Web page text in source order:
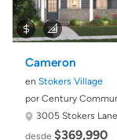
Cameron
en Stokers Village
por Century
3005 Stokers
desde $369,990